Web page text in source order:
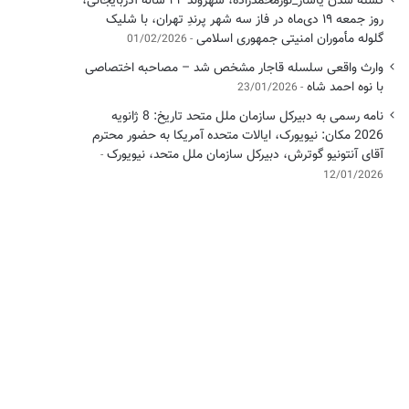
روز جمعه ۱۹ دی‌ماه در فاز سه شهر پرندِ تهران، با شلیک
گلوله مأموران امنیتی جمهوری اسلامی 01/02/2026
وارث واقعی سلسله قاجار مشخص شد – مصاحبه اختصاصی
با نوه احمد شاه 23/01/2026
نامه رسمی به دبیرکل سازمان ملل متحد تاریخ: 8 ژانویه
2026 مکان: نیویورک، ایالات متحده آمریکا به حضور محترم
آقای آنتونیو گوترش، دبیرکل سازمان ملل متحد، نیویورک
12/01/2026